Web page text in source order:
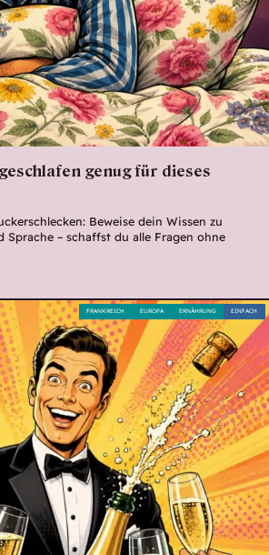
genug für dieses
Beweise dein Wissen zu
Sprache – schaffst du alle Fragen ohne
EINFACH
ERNÄHRUNG
EUROPA
FRANKREICH